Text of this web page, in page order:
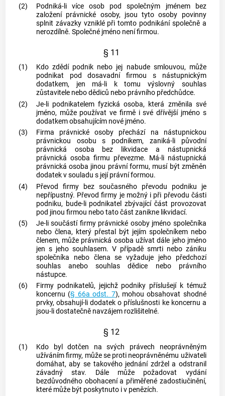
(2)
Podniká-li více osob pod společným jménem bez
založení právnické osoby, jsou tyto osoby povinny
splnit závazky vzniklé při tomto podnikáníspolečně a
nerozdílně. Společné jméno není firmou.
§ 11
(1) Kdo zdědí podnik nebo jej nabude smlouvou, může
podnikat pod dosavadní firmou s nástupnickým
dodatkem, jen má-li k tomu výslovný souhlas
zůstavitele nebo dědiců nebo právního předchůdce.
(2)
Je-li podnikatelem fyzická osoba, která změnila své
jméno, může používat ve firmě i své dřívější jméno s
dodatkem obsahujícím nové jméno.
(3)
Firma právnické osoby přechází na nástupnickou
právnickou osobu s podnikem, zaniká-li původní
právnická osoba bez likvidace a nástupnická
právnická osoba firmu převezme. Má-li nástupnická
právnická osoba jinou právní formu, musí být změněn
dodatek v souladu s její právní formou.
(4)
Převod firmy bez současného převodu podniku je
nepřípustný. Převod firmy je možný i při převodu části
podniku, bude-li podnikatel zbývající část provozovat
pod jinou firmou nebo tato část zanikne likvidací.
(5)
Je-li součástí firmy právnické osoby jméno společníka
nebo člena, který přestal být jejím společníkem nebo
členem, může právnická osoba užívat dále jeho jméno
jen s jeho souhlasem. V případě smrti nebo zániku
společníka nebo člena se vyžaduje jeho předchozí
souhlas anebo souhlas dědice nebo právního
nástupce.
(6)
Firmy podnikatelů, jejichž podniky příslušejí k témuž
koncernu (§ 66a odst. 7), mohou obsahovat shodné
prvky, obsahují-li dodatek o příslušnosti ke koncernu a
jsou-li dostatečně navzájem rozlišitelné.
§ 12
(1)
Kdo byl dotčen na svých právech neoprávněným
užíváním firmy, může se proti neoprávněnému uživateli
domáhat, aby se takového jednání zdržel a odstranil
závadný stav. Dále může požadovat vydání
bezdůvodného obohacení a přiměřené zadostiučinění,
které může být poskytnuto i v penězích.